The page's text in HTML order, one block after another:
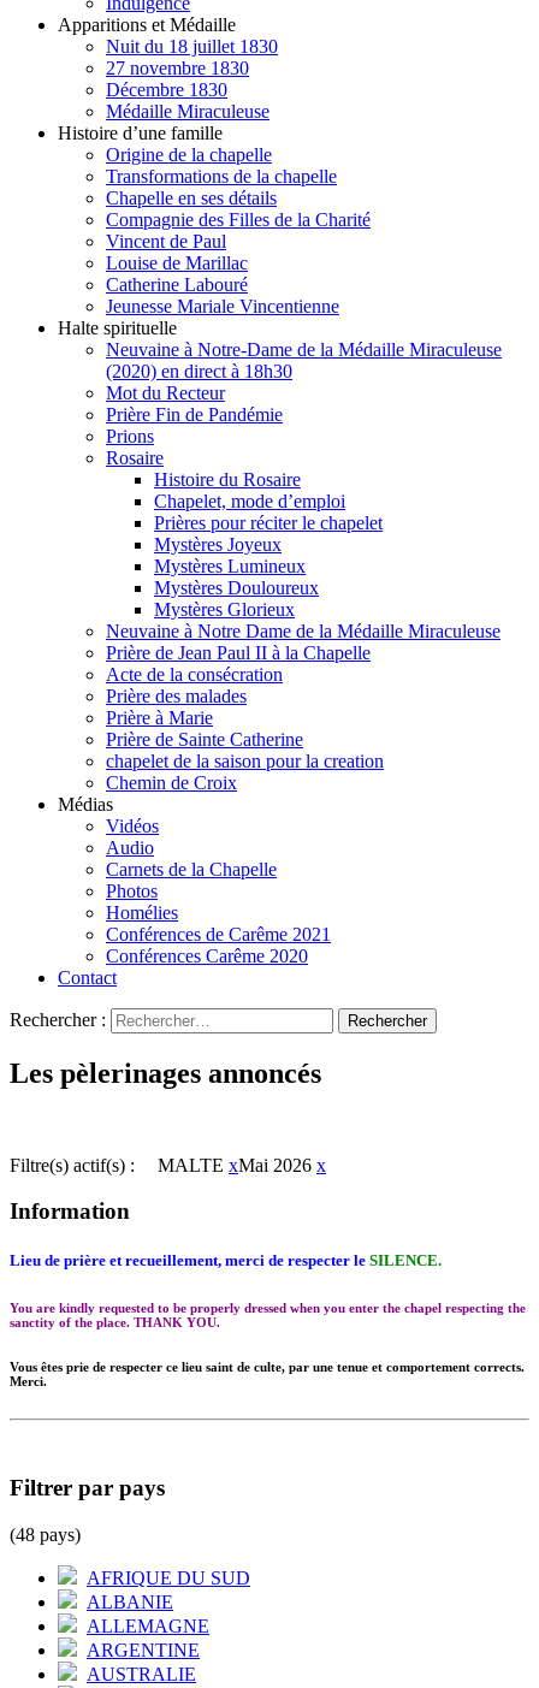
Apparitions et Médaille
Nuit du 18 juillet 1830
27 novembre 1830
Décembre 1830
Médaille Miraculeuse
Histoire d’une famille
Origine de la chapelle
Transformations de la chapelle
Chapelle en ses détails
Compagnie des Filles de la Charité
Vincent de Paul
Louise de Marillac
Catherine Labouré
Jeunesse Mariale Vincentienne
Halte spirituelle
Neuvaine à Notre-Dame de la Médaille Miraculeuse
(2020) en direct à 18h30
Mot du Recteur
Prière Fin de Pandémie
Prions
Rosaire
Histoire du Rosaire
Chapelet, mode d’emploi
Prières pour réciter le chapelet
Mystères Joyeux
Mystères Lumineux
Mystères Douloureux
Mystères Glorieux
Neuvaine à Notre Dame de la Médaille Miraculeuse
Prière de Jean Paul II à la Chapelle
Acte de la consécration
Prière des malades
Prière à Marie
Prière de Sainte Catherine
chapelet de la saison pour la creation
Chemin de Croix
Médias
Vidéos
Audio
Carnets de la Chapelle
Photos
Homélies
Conférences de Carême 2021
Conférences Carême 2020
Contact
Rechercher :
Les pèlerinages annoncés
Filtre(s) actif(s) : MALTE xMai 2026 x
Information
Lieu de prière et recueillement, merci de respecter le SILENCE.
You are kindly requested to be properly dressed when you enter the chapel respecting the
sanctity of the place. THANK YOU.
Vous êtes prie de respecter ce lieu saint de culte, par une tenue et comportement corrects.
Merci.
Filtrer par pays
(48 pays)
AFRIQUE DU SUD
ALBANIE
ALLEMAGNE
ARGENTINE
AUSTRALIE